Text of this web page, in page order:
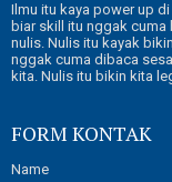
Ilmu itu kaya power up
biar skill itu nggak cuma
nulis. Nulis itu kayak
nggak cuma dibaca
kita. Nulis itu bikin kita
FORM KONTAK
Name